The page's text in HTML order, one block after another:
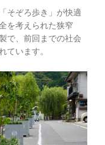
そぞろ歩き」が快適
を考えられた狭窄
で、前回までの社会
ています。